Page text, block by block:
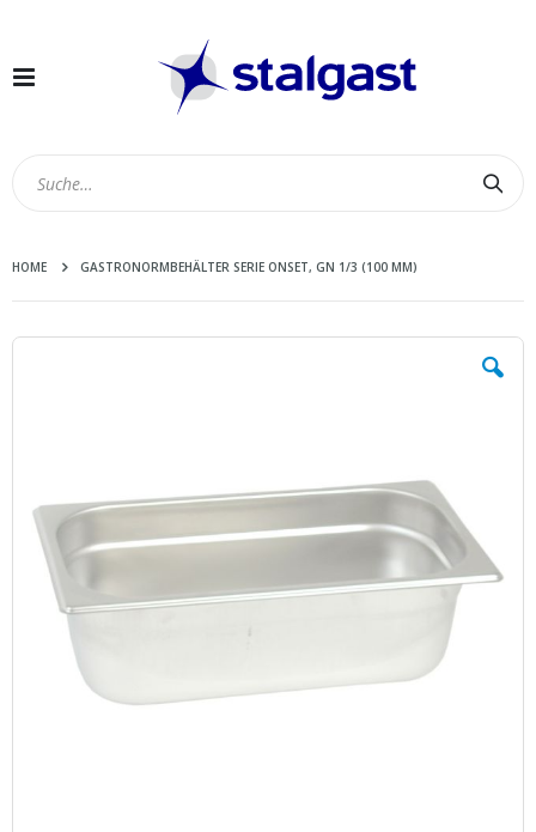
Navigation
HOME GASTRONORMBEHÄLTER SERIE ONSET, GN 1/3 (100 MM)
Zum